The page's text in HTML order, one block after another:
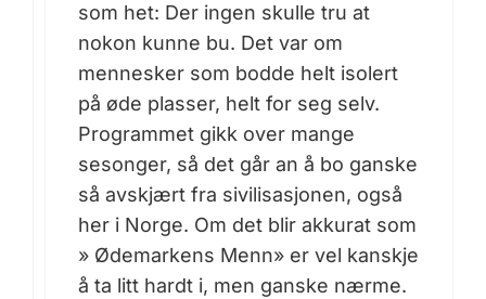
som het: Der ingen skulle tru at
nokon kunne bu. Det var om
mennesker som bodde helt isolert
på øde plasser, helt for seg selv.
Programmet gikk over mange
sesonger, så det går an å bo ganske
så avskjært fra sivilisasjonen, også
her i Norge. Om det blir akkurat som
» Ødemarkens Menn» er vel kanskje
å ta litt hardt i, men ganske nærme.